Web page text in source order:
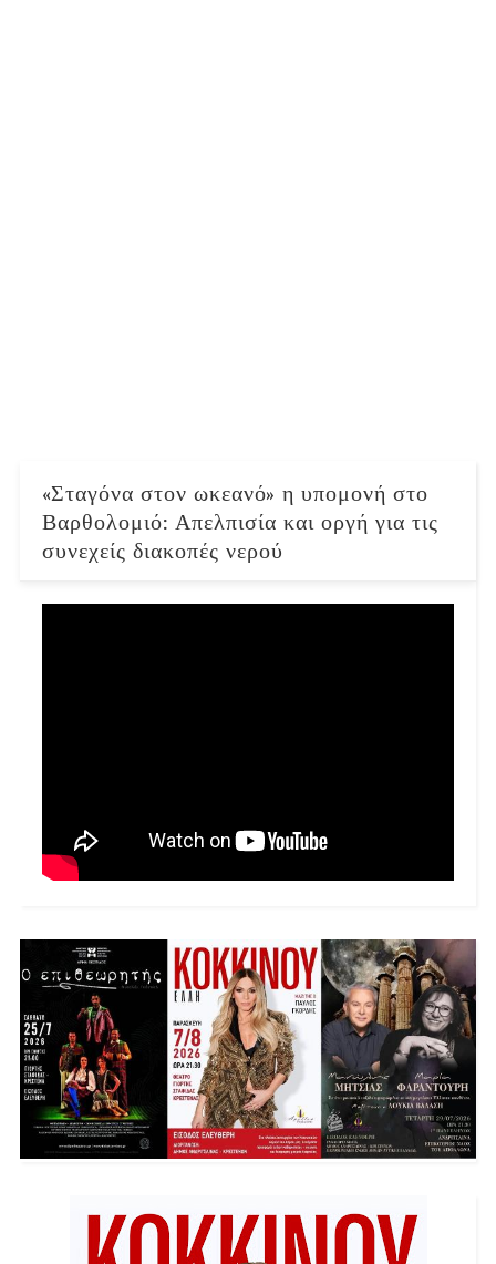
«Σταγόνα στον ωκεανό» η υπομονή στο
Βαρθολομιό: Απελπισία και οργή για τις
συνεχείς διακοπές νερού